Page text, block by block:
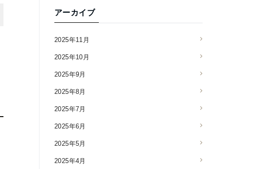
アーカイブ
2025年11月
2025年10月
2025年9月
2025年8月
2025年7月
2025年6月
2025年5月
2025年4月